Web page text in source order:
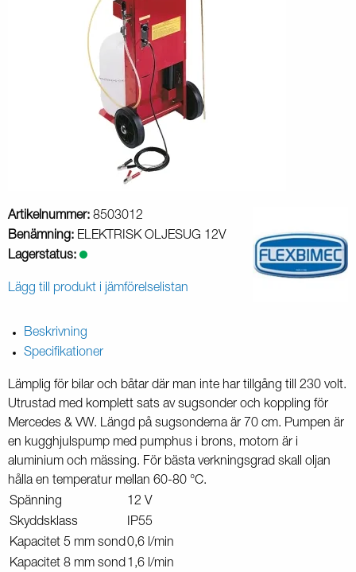
Artikelnummer: 8503012
Benämning: ELEKTRISK OLJESUG 12V
Lagerstatus:
Lägg till produkt i jämförelselistan
Beskrivning
Specifikationer
Lämplig för bilar och båtar där man inte har tillgång till 230 volt.
Utrustad med komplett sats av sugsonder och koppling för
Mercedes & VW. Längd på sugsonderna är 70 cm. Pumpen är
en kugghjulspump med pumphus i brons, motorn är i
aluminium och mässing. För bästa verkningsgrad skall oljan
hålla en temperatur mellan 60-80 °C.
Spänning
12 V
Skyddsklass
IP55
Kapacitet 5 mm sond0,6 l/min
Kapacitet 8 mm sond 1,6 l/min